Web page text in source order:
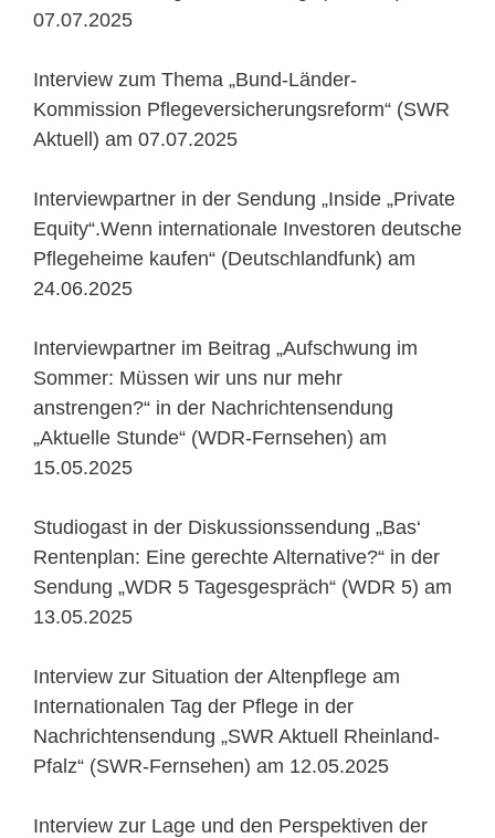
07.07.2025
Interview zum Thema „Bund-Länder-
Kommission Pflegeversicherungsreform“ (SWR
Aktuell) am 07.07.2025
Interviewpartner in der Sendung „Inside „Private
Equity“.Wenn internationale Investoren deutsche
Pflegeheime kaufen“ (Deutschlandfunk) am
24.06.2025
Interviewpartner im Beitrag „Aufschwung im
Sommer: Müssen wir uns nur mehr
anstrengen?“ in der Nachrichtensendung
„Aktuelle Stunde“ (WDR-Fernsehen) am
15.05.2025
Studiogast in der Diskussionssendung „Bas‘
Rentenplan: Eine gerechte Alternative?“ in der
Sendung „WDR 5 Tagesgespräch“ (WDR 5) am
13.05.2025
Interview zur Situation der Altenpflege am
Internationalen Tag der Pflege in der
Nachrichtensendung „SWR Aktuell Rheinland-
Pfalz“ (SWR-Fernsehen) am 12.05.2025
Interview zur Lage und den Perspektiven der